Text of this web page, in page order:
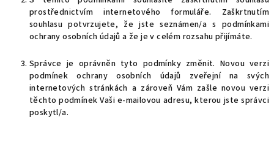
prostřednictvím internetového formuláře. Zaškrtnutím
souhlasu potvrzujete, že jste seznámen/a s podmínkami
ochrany osobních údajů a že je v celém rozsahu přijímáte.
Správce je oprávněn tyto podmínky změnit. Novou verzi
podmínek ochrany osobních údajů zveřejní na svých
internetových stránkách a zároveň Vám zašle novou verzi
těchto podmínek Vaši e-mailovou adresu, kterou jste správci
poskytl/a.